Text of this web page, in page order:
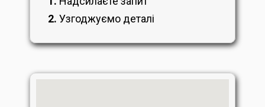
2. Узгоджуємо деталі